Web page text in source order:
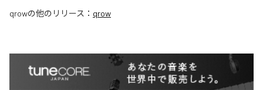
qrowの他のリリース： qrow